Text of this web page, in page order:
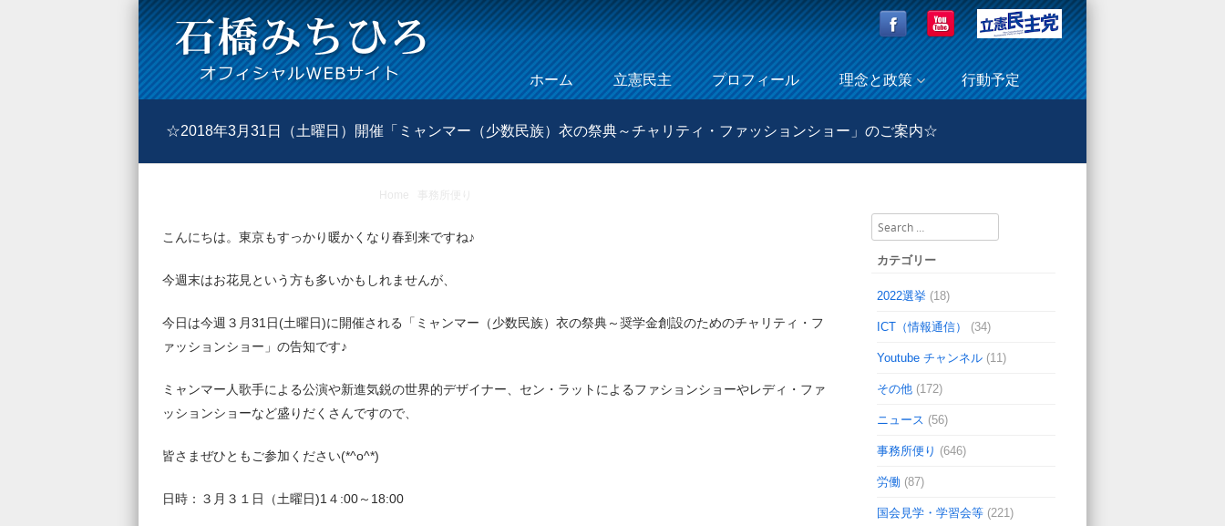
Menu
Skip to content
ホーム 立憲民主 プロフィール 理念と政策 行動予定
☆2018年3月31日（土曜日）開催「ミャンマー（少数民族）衣の祭典～チャリティ・ファッションショー」のご案内☆
Home 事務所便り
こんにちは。東京もすっかり暖かくなり春到来ですね♪
今週末はお花見という方も多いかもしれませんが、
今日は今週３月31日(土曜日)に開催される「ミャンマー（少数民族）衣の祭典～奨学金創設のためのチャリティ・フ
ァッションショー」の告知です♪
ミャンマー人歌手による公演や新進気鋭の世界的デザイナー、セン・ラットによるファションショーやレディ・ファ
ッションショーなど盛りだくさんですので、
皆さまぜひともご参加ください(*^o^*)
日時：３月３１日（土曜日)1４:00～18:00
Search
カテゴリー
2022選挙 (18)
ICT（情報通信） (34)
Youtube チャンネル (11)
その他 (172)
ニュース (56)
事務所便り (646)
労働 (87)
国会見学・学習会等 (221)